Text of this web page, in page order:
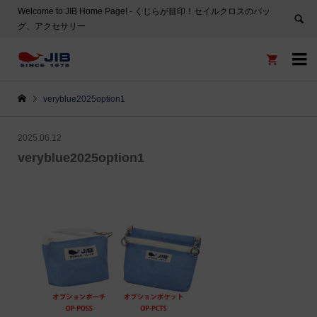
Welcome to JIB Home Page! ‐ くじらが目印！セイルクロスのバッ
グ、アクセサリー


veryblue2025option1
2025.06.12
veryblue2025option1